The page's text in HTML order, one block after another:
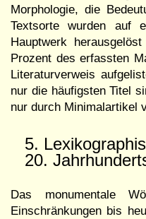
Morphologie, die
Textsorte wurden auf
Hauptwerk
Prozent des erfassten
Literaturverweis
nur die häufigsten Titel
nur durch Minimalartikel
5.
20.
Das monumentale
Einschränkungen bis